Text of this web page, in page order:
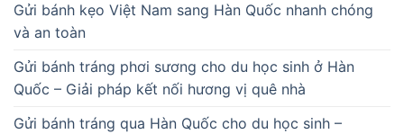
Gửi bánh kẹo Việt Nam sang Hàn Quốc nhanh chóng
và an toàn
Gửi bánh tráng phơi sương cho du học sinh ở Hàn
Quốc – Giải pháp kết nối hương vị quê nhà
Gửi bánh tráng qua Hàn Quốc cho du học sinh –